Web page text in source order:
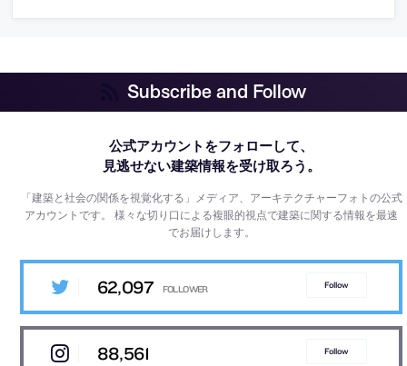
Subscribe and Follow
公式アカウントをフォローして、
見逃せない建築情報を受け取ろう。
「建築と社会の関係を視覚化する」メディア、アーキテクチャーフォトの公式
アカウントです。様々な切り口による複眼的視点で建築に関する情報を最速
でお届けします。
62,097 Follow
88,561 Follow